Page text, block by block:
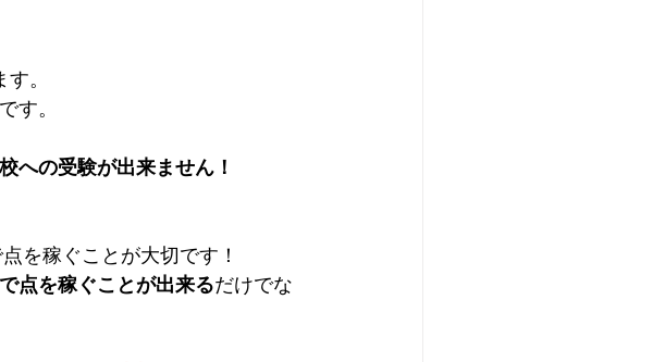
。
す。
への受験が出来ません！
を稼ぐことが大切です！
点を稼ぐことが出来るだけでな